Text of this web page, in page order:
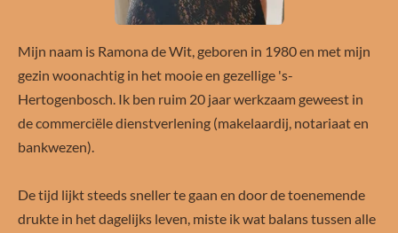
Mijn naam is Ramona de Wit, geboren in 1980 en met mijn
gezin woonachtig in het mooie en gezellige 's-
Hertogenbosch. Ik ben ruim 20 jaar werkzaam geweest in
de commerciële dienstverlening (makelaardij, notariaat en
bankwezen).
De tijd lijkt steeds sneller te gaan en door de toenemende
drukte in het dagelijks leven, miste ik wat balans tussen alle